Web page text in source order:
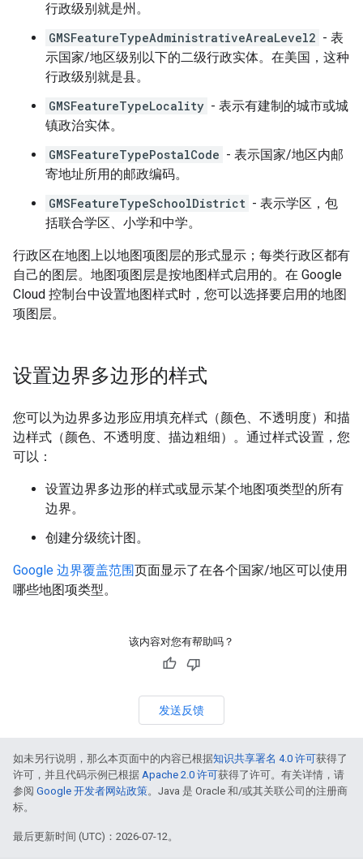
行政级别就是州。
GMSFeatureTypeAdministrativeAreaLevel2 - 表
示国家/地区级别以下的二级行政实体。在美国，这种
行政级别就是县。
GMSFeatureTypeLocality - 表示有建制的城市或城
镇政治实体。
GMSFeatureTypePostalCode - 表示国家/地区内邮
寄地址所用的邮政编码。
GMSFeatureTypeSchoolDistrict - 表示学区，包
括联合学区、小学和中学。
行政区在地图上以地图项图层的形式显示；每类行政区都有
自己的图层。地图项图层是按地图样式启用的。在 Google
Cloud 控制台中设置地图样式时，您可以选择要启用的地图
项图层。
设置边界多边形的样式
您可以为边界多边形应用填充样式（颜色、不透明度）和描
边样式（颜色、不透明度、描边粗细）。通过样式设置，您
可以：
设置边界多边形的样式或显示某个地图项类型的所有
边界。
创建分级统计图。
Google 边界覆盖范围页面显示了在各个国家/地区可以使用
哪些地图项类型。
该内容对您有帮助吗？
发送反馈
如未另行说明，那么本页面中的内容已根据知识共享署名 4.0 许可获得了
许可，并且代码示例已根据 Apache 2.0 许可获得了许可。有关详情，请
参阅 Google 开发者网站政策。Java 是 Oracle 和/或其关联公司的注册商
标。
最后更新时间 (UTC)：2026-07-12。